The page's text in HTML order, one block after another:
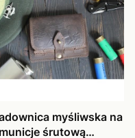
myśliwska na
śrutową